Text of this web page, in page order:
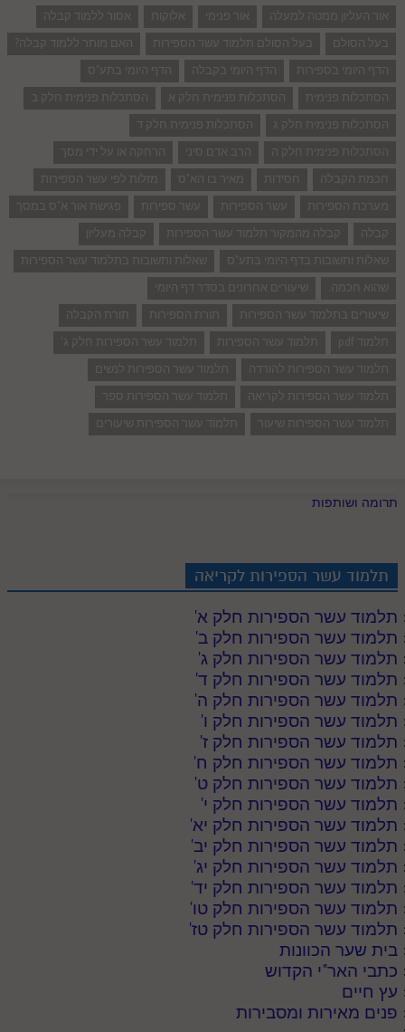
אור העליון ממטה למעלה אור פנימי אלוקות
אסור ללמוד קבלה
בעל הסולם
בעל הסולם תלמוד עשר הספירות
האם מותר ללמוד קבלה?
הדף היומי בספירות
הדף היומי בקבלה
הדף היומי בתע"ס
הסתכלות פנימית
הסתכלות פנימית חלק א
הסתכלות פנימית חלק ב
הסתכלות פנימית חלק ג
הסתכלות פנימית חלק ד
הסתכלות פנימית חלק ה
הרב אדם סיני
הרחקה או על ידי מסך
חכמת הקבלה
חסידות מאיר בו הא"ס
מזלות לפי עשר הספירות
מערכת הספירות
עשר הספירות עשר ספירות
פגישת אור א"ס במסך
קבלה
קבלה מהמקור תלמוד עשר הספירות
קבלה מעליון
שאלות ותשובות בדף היומי בתע"ס
שאלות ותשובות בתלמוד עשר הספירות
שהוא חכמה.
שיעורים אחרונים בסדר דף היומי
שיעורים בתלמוד עשר הספירות
תורת הספירות
תורת הקבלה
תלמוד pdf
תלמוד עשר הספירות
תלמוד עשר הספירות חלק ג'
תלמוד עשר הספירות להורדה
תלמוד עשר הספירות לנשים
תלמוד עשר הספירות לקריאה
תלמוד עשר הספירות ספר
תלמוד עשר הספירות שיעור
תלמוד עשר הספירות שיעורים
תרומה ושותפות
תלמוד עשר הספירות לקריאה
תלמוד עשר הספירות חלק א'
תלמוד עשר הספירות חלק ב'
תלמוד עשר הספירות חלק ג'
תלמוד עשר הספירות חלק ד'
תלמוד עשר הספירות חלק ה'
תלמוד עשר הספירות חלק ו'
תלמוד עשר הספירות חלק ז'
תלמוד עשר הספירות חלק ח'
תלמוד עשר הספירות חלק ט'
תלמוד עשר הספירות חלק י'
תלמוד עשר הספירות חלק יא'
תלמוד עשר הספירות חלק יב'
תלמוד עשר הספירות חלק יג'
תלמוד עשר הספירות חלק יד'
תלמוד עשר הספירות חלק טו'
תלמוד עשר הספירות חלק טז'
בית שער הכוונות
כתבי האר"י הקדוש
עץ חיים
פנים מאירות ומסבירות